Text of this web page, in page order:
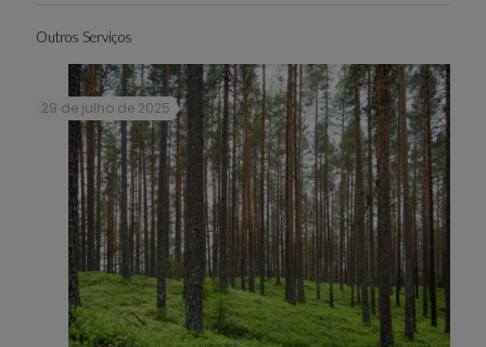
Outros Serviços
29 de julho de 2025